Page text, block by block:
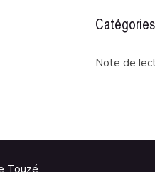
Catégories
Note de
Touzé